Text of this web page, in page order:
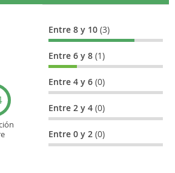
Entre 8 y 10(3)
Entre 6 y 8(1)
Entre 4 y 6(0)
Entre 2 y 4(0)
Entre 0 y 2(0)